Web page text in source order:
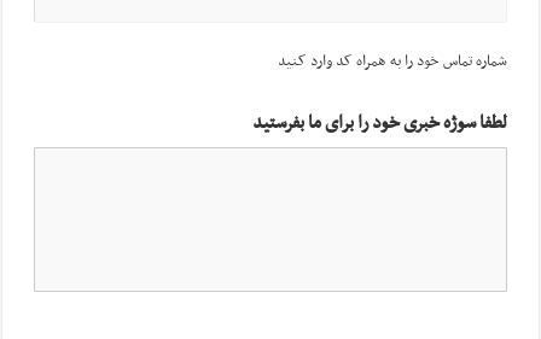
شماره تماس خود را به همراه کد وارد کنید
لطفا سوژه خبری خود را برای ما بفرستید